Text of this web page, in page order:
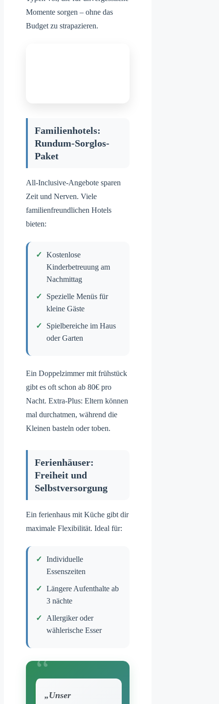
Momente sorgen – ohne das
Budget zu strapazieren.
Familienhotels:
Rundum-Sorglos-
Paket
All-Inclusive-Angebote sparen
Zeit und Nerven. Viele
familienfreundlichen Hotels
bieten:
Kostenlose
Kinderbetreuung am
Nachmittag
Spezielle Menüs für
kleine Gäste
Spielbereiche im Haus
oder Garten
Ein Doppelzimmer mit frühstück
gibt es oft schon ab 80€ pro
Nacht. Extra-Plus: Eltern können
mal durchatmen, während die
Kleinen basteln oder toben.
Ferienhäuser:
Freiheit und
Selbstversorgung
Ein ferienhaus mit Küche gibt dir
maximale Flexibilität. Ideal für:
Individuelle
Essenszeiten
Längere Aufenthalte ab
3 nächte
Allergiker oder
wählerische Esser
„Unser